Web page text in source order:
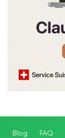
Blog FAQ